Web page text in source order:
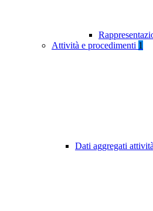
Attività e procedimenti 1
Dati aggregati